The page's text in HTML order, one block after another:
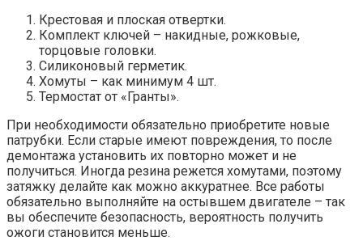
Крестовая и плоская отвертки.
Комплект ключей – накидные, рожковые,
торцовые головки.
Силиконовый герметик.
Хомуты – как минимум 4 шт.
Термостат от «Гранты».
При необходимости обязательно приобретите новые
патрубки. Если старые имеют повреждения, то после
демонтажа установить их повторно может и не
получиться. Иногда резина режется хомутами, поэтому
затяжку делайте как можно аккуратнее. Все работы
обязательно выполняйте на остывшем двигателе – так
вы обеспечите безопасность, вероятность получить
ожоги становится меньше.